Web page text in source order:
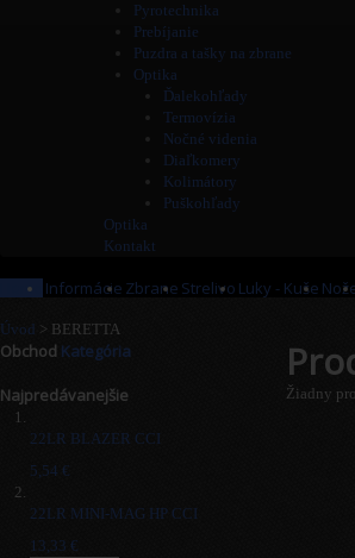
Pyrotechnika
Prebíjanie
Puzdra a tašky na zbrane
Optika
Ďalekohľady
Termovízia
Nočné videnia
Diaľkomery
Kolimátory
Puškohľady
Optika
Kontakt
Home Informácie Zbrane Strelivo Luky - Kuše
Úvod > BERETTA
Obchod Kategória
Najpredávanejšie
22LR BLAZER CCI
5,54 €
22LR MINI-MAG HP CCI
13,33 €
Žiadny